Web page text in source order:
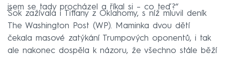
jsem se tady procházel a říkal si – co teď?“
Šok zažívala i Tiffany z Oklahomy, s níž mluvil deník
The Washington Post (WP). Maminka dvou dětí
čekala masové zatýkání Trumpových oponentů, i tak
ale nakonec dospěla k názoru, že všechno stále běží